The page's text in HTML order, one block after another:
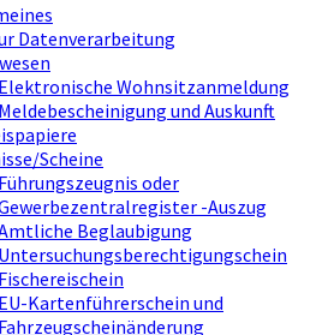
Datenverarbeitung
Elektronische Wohnsitzanmeldung
Meldebescheinigung und Auskunft
Scheine
Führungszeugnis oder
-Auszug
Beglaubigung
Untersuchungsberechtigungschein
Fischereischein
EU-Kartenführerschein und
Fahrzeugscheinänderung